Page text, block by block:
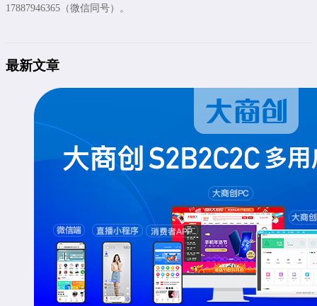
17887946365（微信同号）。
最新文章